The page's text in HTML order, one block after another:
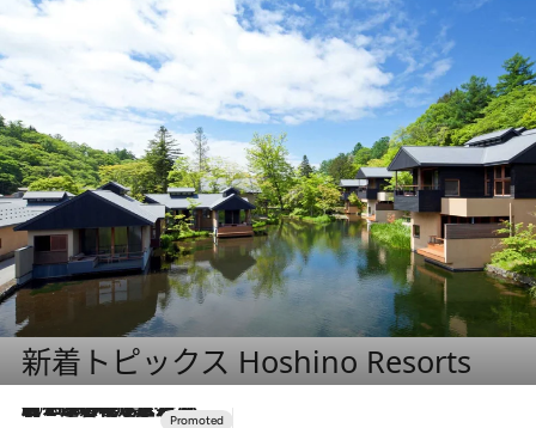
新着トピックス Hoshino Resorts
2026.8.7
【トンボの足水浴】ヒノキの香りに包まれて涼感マックス！約13℃の湧水かけ流しを避暑地「星野温泉 トンボの湯」で体験